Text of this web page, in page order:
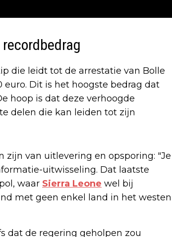
die leidt tot de arrestatie van Bolle
euro. Dit is het hoogste bedrag dat
hoop is dat deze verhoogde
delen die kan leiden tot zijn
van uitlevering en opsporing: "Je
uitwisseling. Dat laatste
waar Sierra Leone wel bij
met geen enkel land in het westen
dat de regering geholpen zou